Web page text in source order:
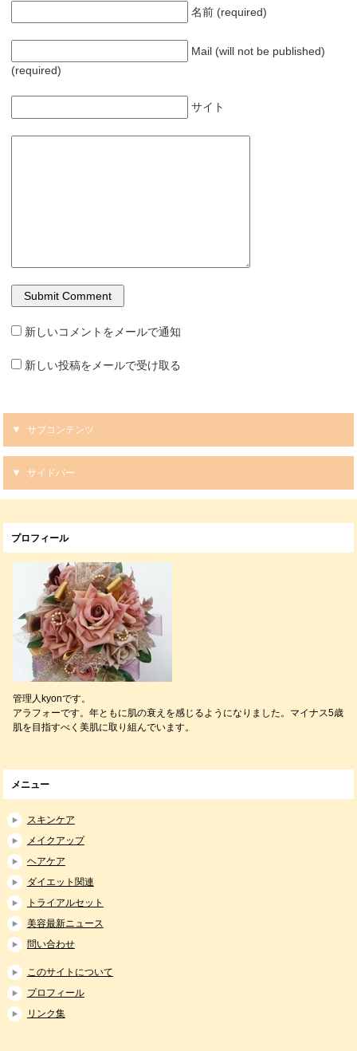
名前 (required)
Mail (will not be published)
(required)
サイト
新しいコメントをメールで通知
新しい投稿をメールで受け取る
サブコンテンツ
サイドバー
プロフィール
管理人kyonです。
アラフォーです。年ともに肌の衰えを感じるようになりました。マイナス5歳
肌を目指すべく美肌に取り組んでいます。
メニュー
スキンケア
メイクアップ
ヘアケア
ダイエット関連
トライアルセット
美容最新ニュース
問い合わせ
このサイトについて
プロフィール
リンク集